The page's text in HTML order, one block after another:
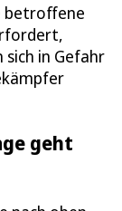
betroffene
sich in Gefahr
geht